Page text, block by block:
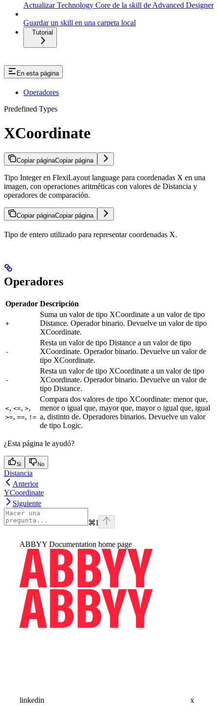
Actualizar Technology Core de la skill de Advanced Designer
Guardar un skill en una carpeta local
Tutorial
En esta página
Operadores
Predefined Types
XCoordinate
Copiar páginaCopiar página
Tipo Integer en FlexiLayout language para coordenadas X en una
imagen, con operaciones aritméticas con valores de Distancia y
operadores de comparación.
Copiar páginaCopiar página
Tipo de entero utilizado para representar coordenadas X.
Operadores
Operador Descripción
+
Suma un valor de tipo XCoordinate a un valor de tipo
Distance. Operador binario. Devuelve un valor de tipo
XCoordinate.
-
Resta un valor de tipo Distance a un valor de tipo
XCoordinate. Operador binario. Devuelve un valor de
tipo XCoordinate.
-
Resta un valor de tipo XCoordinate a un valor de tipo
XCoordinate. Operador binario. Devuelve un valor de
tipo Distance.
<, <=, >,
>=, ==, !=
Compara dos valores de tipo XCoordinate: menor que,
menor o igual que, mayor que, mayor o igual que, igual
a, distinto de. Operadores binarios. Devuelve un valor
de tipo Logic.
¿Esta página le ayudó?
Si No
Distancia
Anterior
YCoordinate
Siguiente
⌘I
ABBYY Documentation home page
linkedin x